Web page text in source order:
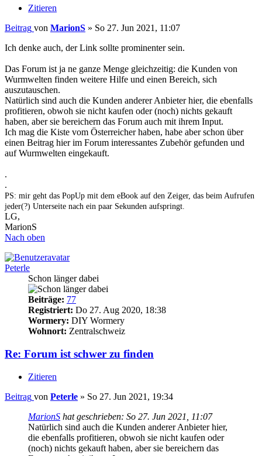
Zitieren
Beitrag von MarionS » So 27. Jun 2021, 11:07
Ich denke auch, der Link sollte prominenter sein.
Das Forum ist ja ne ganze Menge gleichzeitig: die Kunden von
Wurmwelten finden weitere Hilfe und einen Bereich, sich
auszutauschen.
Natürlich sind auch die Kunden anderer Anbieter hier, die ebenfalls
profitieren, obwoh sie nicht kaufen oder (noch) nichts gekauft
haben, aber sie bereichern das Forum auch mit ihrem Input.
Ich mag die Kiste vom Österreicher haben, habe aber schon über
einen Beitrag hier im Forum interessantes Zubehör gefunden und
auf Wurmwelten eingekauft.
.
.
PS: mir geht das PopUp mit dem eBook auf den Zeiger, das beim Aufrufen
jeder(?) Unterseite nach ein paar Sekunden aufspringt.
LG,
MarionS
Nach oben
Peterle
Schon länger dabei
Beiträge: 77
Registriert: Do 27. Aug 2020, 18:38
Wormery: DIY Wormery
Wohnort: Zentralschweiz
Re: Forum ist schwer zu finden
Zitieren
Beitrag von Peterle » So 27. Jun 2021, 19:34
MarionS hat geschrieben: So 27. Jun 2021, 11:07
Natürlich sind auch die Kunden anderer Anbieter hier,
die ebenfalls profitieren, obwoh sie nicht kaufen oder
(noch) nichts gekauft haben, aber sie bereichern das